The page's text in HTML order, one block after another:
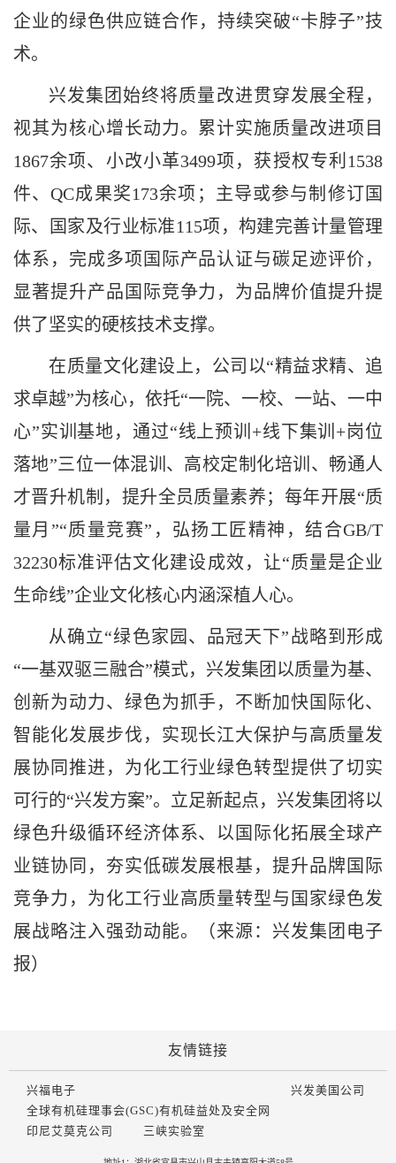
企业的绿色供应链合作，持续突破“卡脖子”技
术。
兴发集团始终将质量改进贯穿发展全程，
视其为核心增长动力。累计实施质量改进项目
1867余项、小改小革3499项，获授权专利1538
件、QC成果奖173余项；主导或参与制修订国
际、国家及行业标准115项，构建完善计量管理
体系，完成多项国际产品认证与碳足迹评价，
显著提升产品国际竞争力，为品牌价值提升提
供了坚实的硬核技术支撑。
在质量文化建设上，公司以“精益求精、追
求卓越”为核心，依托“一院、一校、一站、一中
心”实训基地，通过“线上预训+线下集训+岗位
落地”三位一体混训、高校定制化培训、畅通人
才晋升机制，提升全员质量素养；每年开展“质
量月”“质量竞赛”，弘扬工匠精神，结合GB/T
32230标准评估文化建设成效，让“质量是企业
生命线”企业文化核心内涵深植人心。
从确立“绿色家园、品冠天下”战略到形成
“一基双驱三融合”模式，兴发集团以质量为基、
创新为动力、绿色为抓手，不断加快国际化、
智能化发展步伐，实现长江大保护与高质量发
展协同推进，为化工行业绿色转型提供了切实
可行的“兴发方案”。立足新起点，兴发集团将以
绿色升级循环经济体系、以国际化拓展全球产
业链协同，夯实低碳发展根基，提升品牌国际
竞争力，为化工行业高质量转型与国家绿色发
展战略注入强劲动能。
（来源：兴发集团 电子
报）
友情链接
兴福电子
兴发美国公司
全球有机硅理事会(GSC)有机硅益处及安全网
印尼艾莫克公司
三峡实验室